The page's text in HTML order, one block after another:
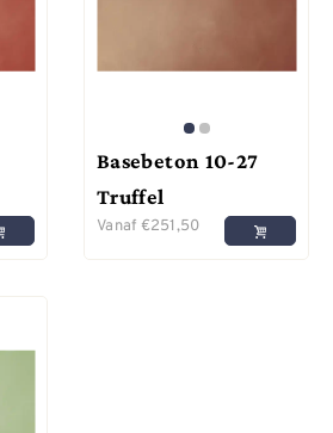
Basebeton 10-27
Truffel
Vanaf €251,50